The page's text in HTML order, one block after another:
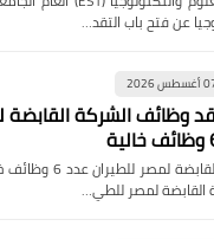
عن فتح باب التقد…
2026
وظائف الشركة القابضة
بالتعاقد وظائف